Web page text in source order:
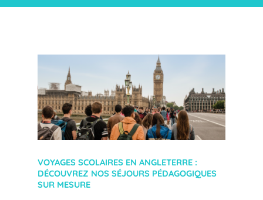
VOYAGES SCOLAIRES EN ANGLETERRE :
DÉCOUVREZ NOS SÉJOURS PÉDAGOGIQUES
SUR MESURE